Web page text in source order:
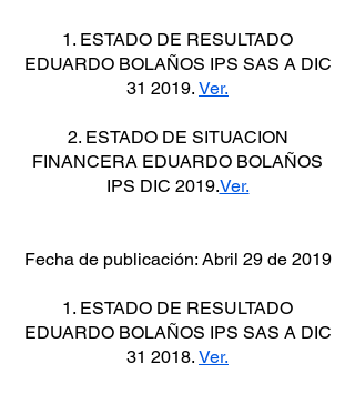
1. ESTADO DE RESULTADO
EDUARDO BOLAÑOS IPS SAS A DIC
31 2019. Ver.
2. ESTADO DE SITUACION
FINANCERA EDUARDO BOLAÑOS
IPS DIC 2019.Ver.
Fecha de publicación: Abril 29 de 2019
1. ESTADO DE RESULTADO
EDUARDO BOLAÑOS IPS SAS A DIC
31 2018. Ver.